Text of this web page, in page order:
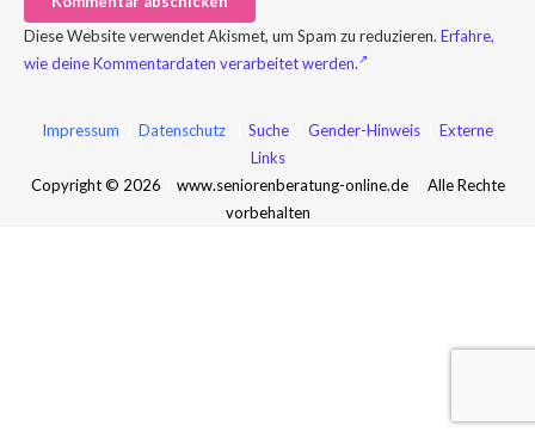
Diese Website verwendet Akismet, um Spam zu reduzieren. Erfahre,
wie deine Kommentardaten verarbeitet werden.
Impressum Datenschutz Suche Gender-Hinweis
Externe
Links
Copyright © 2026
www.seniorenberatung-online.de
Alle Rechte
vorbehalten